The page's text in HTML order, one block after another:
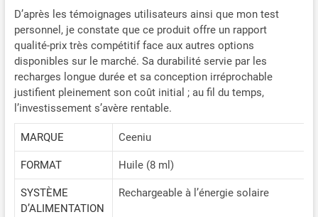
allie fraîcheur aromatique et
notes boisées pour créer
une ambiance à la fois
moderne, élégante et
maîtrisée, où chaque trajet
devient une affirmation de
style et de caractère Corps
entièrement métallique
Contrairement à de
nombreux diffuseurs en
fabriqué en métal pour une
finition élégante, une
meilleure durabilité et un
D’après les témoignages utilisateurs ainsi que mon test
personnel, je constate que ce produit offre un rapport
qualité-prix très compétitif face aux autres options
disponibles sur le marché. Sa durabilité servie par les
recharges longue durée et sa conception irréprochable
justifient pleinement son coût initial ; au fil du temps,
l’investissement s’avère rentable.
MARQUE Ceeniu
FORMAT Huile (8 ml)
SYSTÈME
D’ALIMENTATION
Rechargeable à l’énergie solaire